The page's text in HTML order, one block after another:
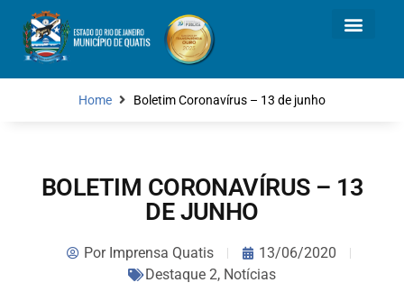
Home Boletim Coronavírus – 13 de junho
BOLETIM CORONAVÍRUS – 13
DE JUNHO
PorImprensa Quatis
13/06/2020
Destaque 2, Notícias